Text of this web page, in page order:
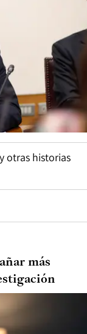
otras historias
más